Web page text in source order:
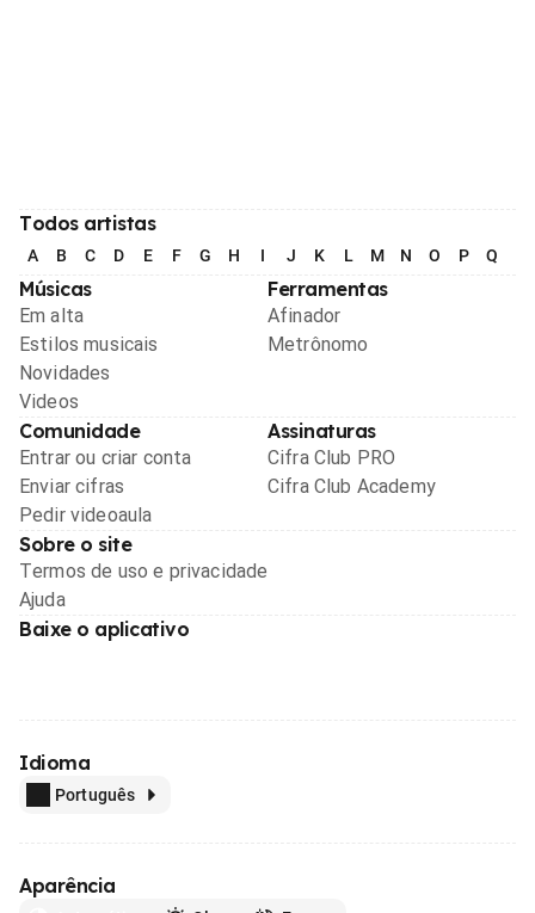
Todos artistas
A B C D E F G H I J K L M N O P Q
Músicas
Em alta
Estilos musicais
Novidades
Videos
Ferramentas
Afinador
Metrônomo
Comunidade
Entrar ou criar conta
Enviar cifras
Pedir videoaula
Assinaturas
Cifra Club PRO
Cifra Club Academy
Sobre o site
Termos de uso e privacidade
Ajuda
Baixe o aplicativo
Idioma
Português
Aparência